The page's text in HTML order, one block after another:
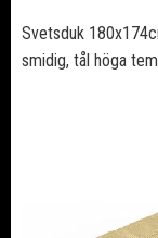
Svetsduk
smidig, tål höga